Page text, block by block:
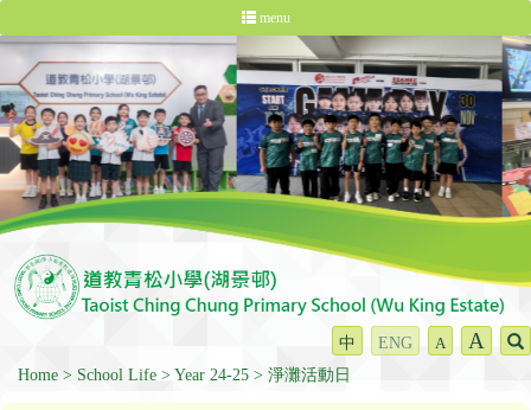
menu
中 ENG A A
Home School Life Year 24-25 淨灘活動日